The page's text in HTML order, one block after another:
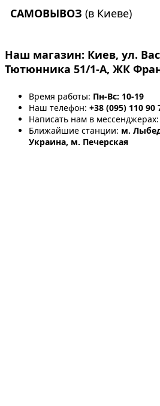
САМОВЫВОЗ (в Киеве)
Наш магазин: Киев, ул.
Тютюнника 51/1-А, ЖК
Время работы: Пн-Вс: 10-19
Наш телефон: +38 (095) 110 90
Написать нам в мессенджерах:
Ближайшие станции: м.
Украина, м. Печерская